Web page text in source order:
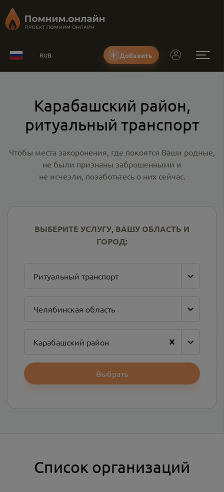
RUB Добавить
Карабашский район,
ритуальный транспорт
Чтобы места захоронения, где покоятся Ваши родные,
не были признаны заброшенными и
не исчезли, позаботьтесь о них сейчас.
ВЫБЕРИТЕ УСЛУГУ, ВАШУ ОБЛАСТЬ И
ГОРОД:
Ритуальный транспорт
Челябинская область
Карабашский район
Выбрать
Список организаций